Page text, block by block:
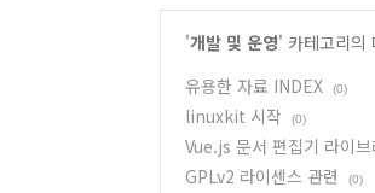
'개발 및 운영' 카테고리의
유용한 자료 INDEX
(0)
linuxkit 시작 (0)
Vue.js 문서 편집기 라이
GPLv2 라이센스 관련 (0)